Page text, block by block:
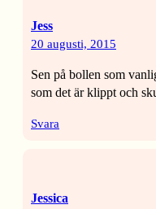
Jess
20 augusti, 2015
Sen på bollen som
som det är klippt och
Svara
Jessica